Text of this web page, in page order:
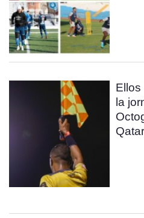
Ellos
la